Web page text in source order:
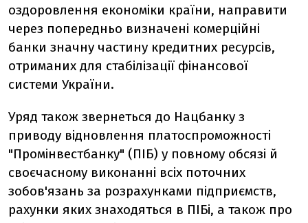
оздоровлення економіки країни, направити
через попередньо визначені комерційні
банки значну частину кредитних ресурсів,
отриманих для стабілізації фінансової
системи України.
Уряд також звернеться до Нацбанку з
приводу відновлення платоспроможності
"Промінвестбанку" (ПІБ) у повному обсязі й
своєчасному виконанні всіх поточних
зобов'язань за розрахунками підприємств,
рахунки яких знаходяться в ПІБі, а також про